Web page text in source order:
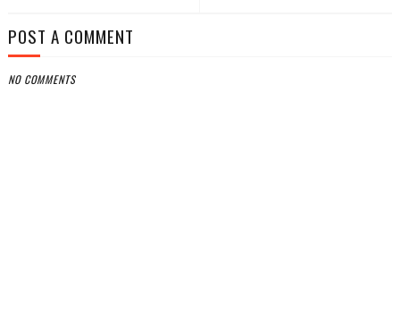
POST A COMMENT
NO COMMENTS